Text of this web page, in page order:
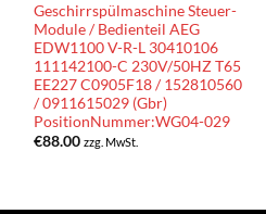
Geschirrspülmaschine Steuer-
Module / Bedienteil AEG
EDW1100 V-R-L 30410106
111142100-C 230V/50HZ T65
EE227 C0905F18 / 152810560
/ 0911615029 (Gbr)
PositionNummer:WG04-029
€88.00 zzg. MwSt.